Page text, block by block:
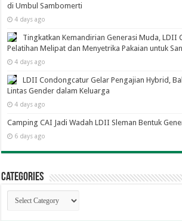
di Umbul Sambomerti
4 days ago
Tingkatkan Kemandirian Generasi Muda, LDII
Pelatihan Melipat dan Menyetrika Pakaian untuk
4 days ago
LDII Condongcatur Gelar Pengajian Hybrid,
Lintas Gender dalam Keluarga
4 days ago
Camping CAI Jadi Wadah LDII Sleman Bentuk
6 days ago
Categories
Categories